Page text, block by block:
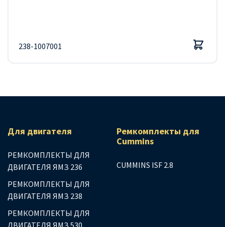
238-1007001
Для двигателя
РЕМКОМПЛЕКТЫ ДЛЯ
ДВИГАТЕЛЯ ЯМЗ 236
РЕМКОМПЛЕКТЫ ДЛЯ
ДВИГАТЕЛЯ ЯМЗ 238
РЕМКОМПЛЕКТЫ ДЛЯ
ДВИГАТЕЛЯ ЯМЗ 530
Ремкомплекты для
Сummins
CUMMINS ISF 2.8